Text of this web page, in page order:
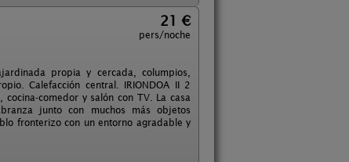
21 €
pers/noche
propia y cercada, columpios,
Calefacción central. IRIONDOA II 2
comedor y salón con TV. La casa
junto con muchos más objetos
fronterizo con un entorno agradable y